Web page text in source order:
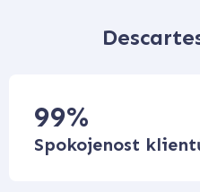
99%
Spokojenost